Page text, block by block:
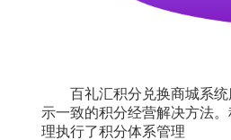
百礼汇积分兑换商城系
示一致的积分经营解决方法
理执行了积分体系管理